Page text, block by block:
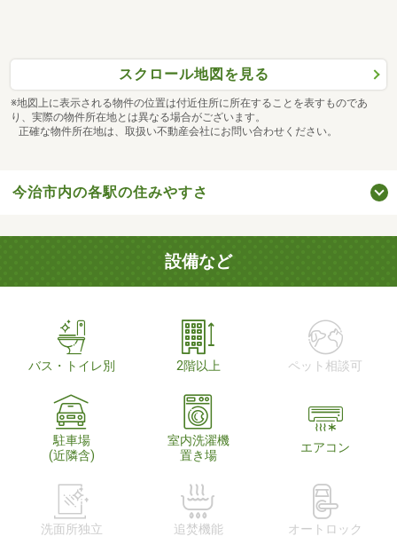
スクロール地図を見る
※地図上に表示される物件の位置は付近住所に所在することを表すものであ
り、実際の物件所在地とは異なる場合がございます。
正確な物件所在地は、取扱い不動産会社にお問い合わせください。
今治市内の各駅の住みやすさ
設備など
バス・トイレ別 2階以上 ペット相談可
駐車場
(近隣含)
室内洗濯機
置き場
エアコン
洗面所独立 追焚機能 オートロック